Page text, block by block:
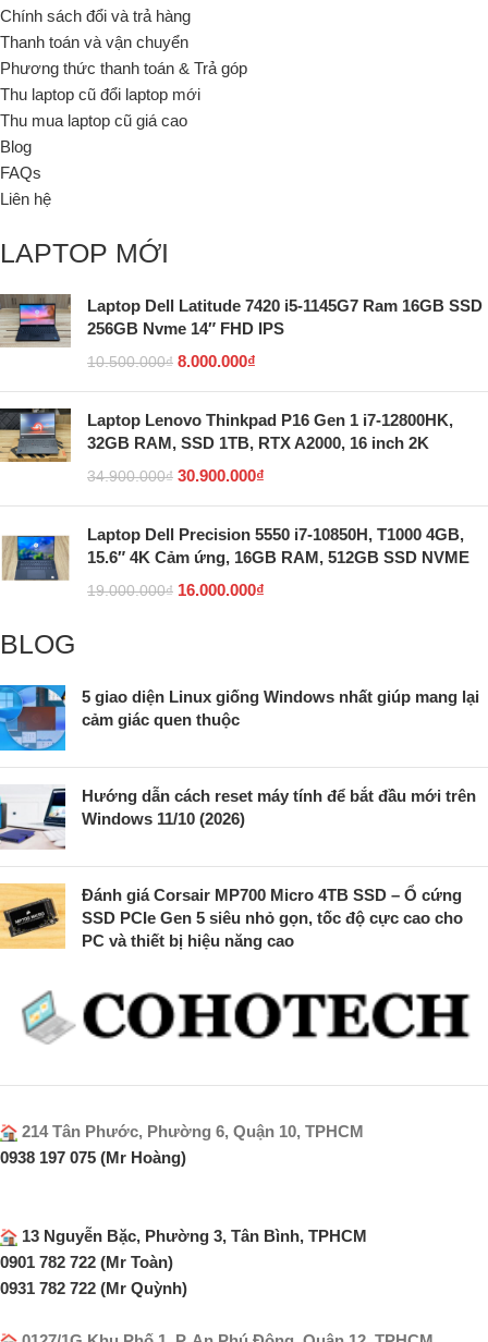
Chính sách đổi và trả hàng
Thanh toán và vận chuyển
Phương thức thanh toán & Trả góp
Thu laptop cũ đổi laptop mới
Thu mua laptop cũ giá cao
Blog
FAQs
Liên hệ
LAPTOP MỚI
Laptop Dell Latitude 7420 i5-1145G7 Ram 16GB SSD
256GB Nvme 14″ FHD IPS
10.500.000₫ 8.000.000₫
Laptop Lenovo Thinkpad P16 Gen 1 i7-12800HK,
32GB RAM, SSD 1TB, RTX A2000, 16 inch 2K
34.900.000₫ 30.900.000₫
Laptop Dell Precision 5550 i7-10850H, T1000 4GB,
15.6″ 4K Cảm ứng, 16GB RAM, 512GB SSD NVME
19.000.000₫ 16.000.000₫
BLOG
5 giao diện Linux giống Windows nhất giúp mang lại
cảm giác quen thuộc
Hướng dẫn cách reset máy tính để bắt đầu mới trên
Windows 11/10 (2026)
Đánh giá Corsair MP700 Micro 4TB SSD – Ổ cứng
SSD PCIe Gen 5 siêu nhỏ gọn, tốc độ cực cao cho
PC và thiết bị hiệu năng cao
214 Tân Phước, Phường 6, Quận 10, TPHCM
0938 197 075 (Mr Hoàng)
13 Nguyễn Bặc, Phường 3, Tân Bình, TPHCM
0901 782 722 (Mr Toàn)
0931 782 722 (Mr Quỳnh)